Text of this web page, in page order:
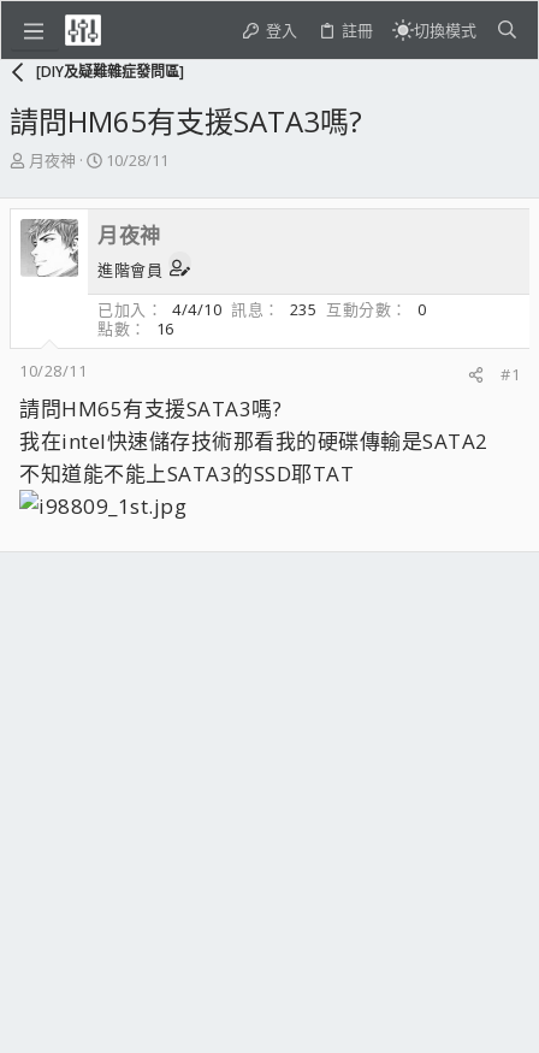
登入 註冊 切換模式
[DIY及疑難雜症發問區]
請問HM65有支援SATA3嗎?
主
發
起
人
月夜神
開
日
期
10/28/11
月夜神
進階會員
已加入
4/4/10 訊息 235 互動分數
0
點數
16
10/28/11
#1
請問HM65有支援SATA3嗎?
我在intel快速儲存技術那看我的硬碟傳輸是SATA2
不知道能不能上SATA3的SSD耶TAT